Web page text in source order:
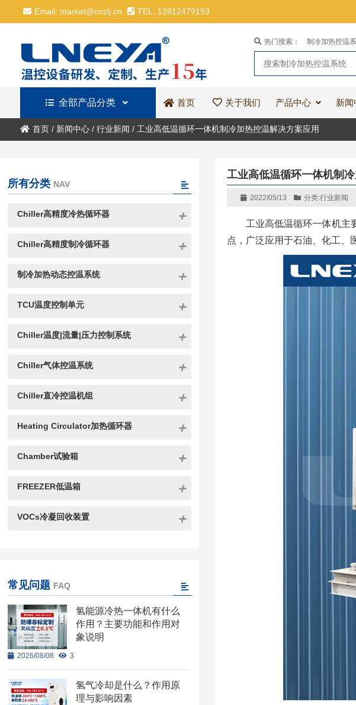
Email: market@cnzlj.cn TEL: 13912479193
热门搜索： 制冷加热控温
全部产品分类 首页 关于我们 产品中心 新闻
首页/ 新闻中心/ 行业新闻 / 工业高低温循环一体机制冷加热控温解决方案应用
工业高低温循环一体机制
2022/05/13 分类:行业新闻
工业高低温循环一体机主
点，广泛应用于石油、化工、
所有分类 NAV
Chiller高精度冷热循环器
Chiller高精度制冷循环器
制冷加热动态控温系统
TCU温度控制单元
Chiller温度|流量|压力控制系统
Chiller气体控温系统
Chiller直冷控温机组
Heating Circulator加热循环器
Chamber试验箱
FREEZER低温箱
VOCs冷凝回收装置
常见问题 FAQ
氢能源冷热一体机有什么
作用？主要功能和作用对
象说明
2026/08/08 3
氢气冷却是什么？作用原
理与影响因素